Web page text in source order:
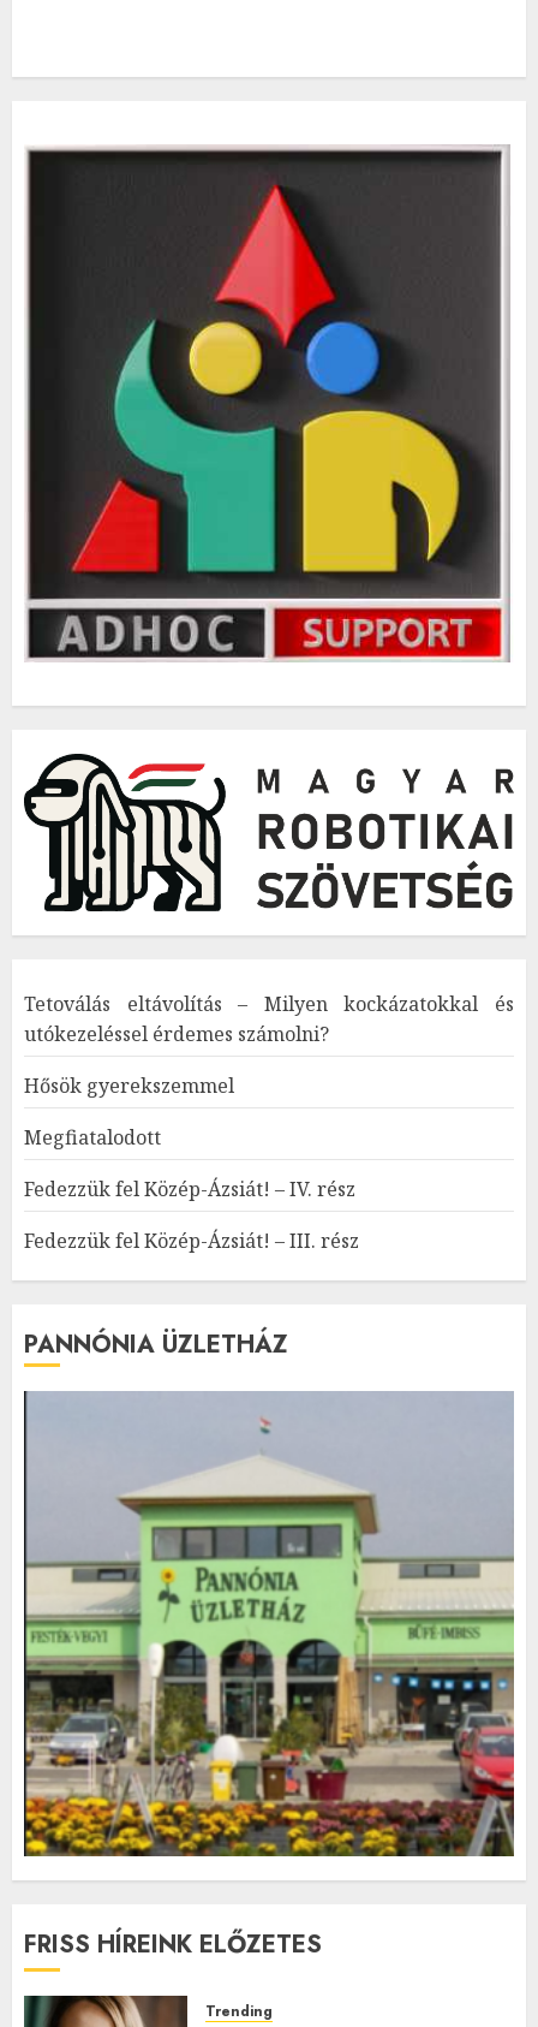
Tetoválás eltávolítás – Milyen kockázatokkal és
utókezeléssel érdemes számolni?
Hősök gyerekszemmel
Megfiatalodott
Fedezzük fel Közép-Ázsiát! – IV. rész
Fedezzük fel Közép-Ázsiát! – III. rész
PANNÓNIA ÜZLETHÁZ
FRISS HÍREINK ELŐZETES
Trending